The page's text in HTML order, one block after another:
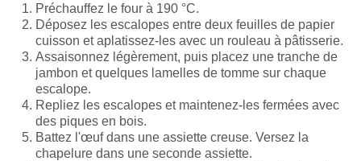
Préchauffez le four à 190 °C.
Déposez les escalopes entre deux feuilles de papier
cuisson et aplatissez-les avec un rouleau à pâtisserie.
Assaisonnez légèrement, puis placez une tranche de
jambon et quelques lamelles de tomme sur chaque
escalope.
Repliez les escalopes et maintenez-les fermées avec
des piques en bois.
Battez l'œuf dans une assiette creuse. Versez la
chapelure dans une seconde assiette.